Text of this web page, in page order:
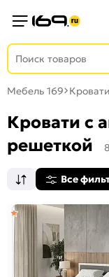
Мебель 169 Кровати
Кровати с
решеткой
Все